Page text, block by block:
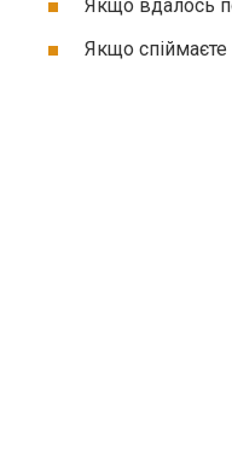
Якщо вдалось
Якщо